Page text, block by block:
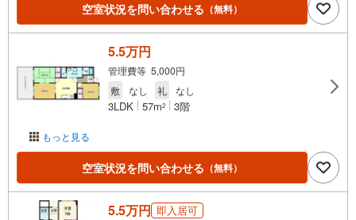
空室状況を問い合わせる （無料）
もっと見る
5.5万円
管理費等 5,000円
敷
なし 礼 なし
3LDK 57m2 3階
空室状況を問い合わせる （無料）
5.5万円 即入居可